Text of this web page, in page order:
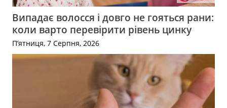
Випадає волосся і довго не гояться рани:
коли варто перевірити рівень цинку
П’ятниця, 7 Серпня, 2026